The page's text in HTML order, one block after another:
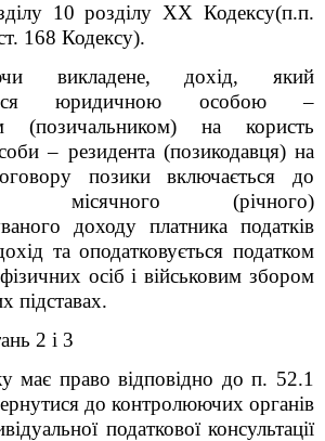
10 розділу ХХ Кодексу(п.п.
168 Кодексу).
викладене, дохід, який
юридичною особою –
(позичальником) на користь
– резидента (позикодавця) на
позики включається до
місячного (річного)
доходу платника податків
та оподатковується податком
осіб і військовим збором
підставах.
2 і 3
має право відповідно до п. 52.1
до контролюючих органів
податкової консультації